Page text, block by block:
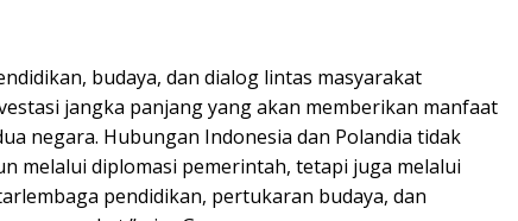
budaya, dan dialog lintas masyarakat
jangka panjang yang akan memberikan manfaat
negara. Hubungan Indonesia dan Polandia tidak
melalui diplomasi pemerintah, tetapi juga melalui
pendidikan, pertukaran budaya, dan